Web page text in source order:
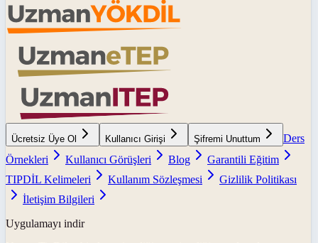
Ücretsiz Üye Ol Kullanıcı Girişi Şifremi Unuttum
Ders
Örnekleri
Kullanıcı Görüşleri Blog
Garantili Eğitim
TIPDİL Kelimeleri
Kullanım Sözleşmesi
Gizlilik Politikası
İletişim Bilgileri
Uygulamayı indir